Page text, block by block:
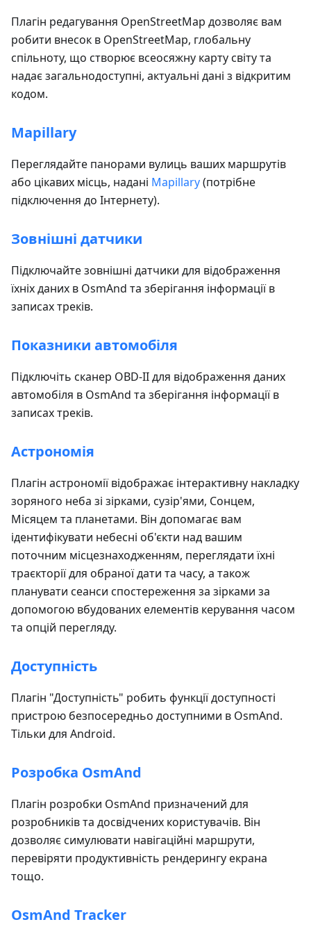
Плагін редагування OpenStreetMap дозволяє вам
робити внесок в OpenStreetMap, глобальну
спільноту, що створює всеосяжну карту світу та
надає загальнодоступні, актуальні дані з відкритим
кодом.
Mapillary
Переглядайте панорами вулиць ваших маршрутів
або цікавих місць, надані Mapillary(потрібне
підключення до Інтернету).
Зовнішні датчики
Підключайте зовнішні датчики для відображення
їхніх даних в OsmAnd та зберігання інформації в
записах треків.
Показники автомобіля
Підключіть сканер OBD-II для відображення даних
автомобіля в OsmAnd та зберігання інформації в
записах треків.
Астрономія
Плагін астрономії відображає інтерактивну накладку
зоряного неба зі зірками, сузір'ями, Сонцем,
Місяцем та планетами. Він допомагає вам
ідентифікувати небесні об'єкти над вашим
поточним місцезнаходженням, переглядати їхні
траєкторії для обраної дати та часу, а також
планувати сеанси спостереження за зірками за
допомогою вбудованих елементів керування часом
та опцій перегляду.
Доступність
Плагін "Доступність" робить функції доступності
пристрою безпосередньо доступними в OsmAnd.
Тільки для Android.
Розробка OsmAnd
Плагін розробки OsmAnd призначений для
розробників та досвідчених користувачів. Він
дозволяє симулювати навігаційні маршрути,
перевіряти продуктивність рендерингу екрана
тощо.
OsmAnd Tracker